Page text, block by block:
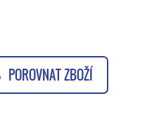
POROVNAT ZBOŽÍ